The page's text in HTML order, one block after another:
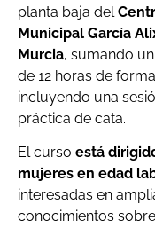
planta baja del
Municipal García
Murcia, sumando
de 12 horas de
incluyendo una
práctica de cata.
El curso está
mujeres en edad
interesadas en
conocimientos